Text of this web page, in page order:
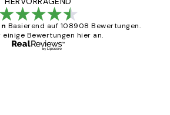
Basierend auf 108908 Bewertungen.
einige Bewertungen hier an.